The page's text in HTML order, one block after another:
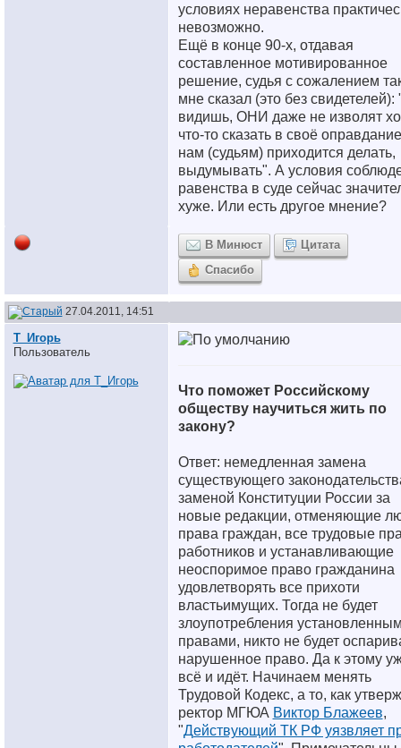
условиях неравенства
невозможно.
Ещё в конце 90-х, отдавая
составленное мотивированное
решение, судья с сожалением
мне сказал (это без свидетелей):
видишь, ОНИ даже не изволят
что-то сказать в своё
нам (судьям) приходится делать,
выдумывать". А условия
равенства в суде сейчас
хуже. Или есть другое мнение?
В Минюст
Цитата
Спасибо
27.04.2011, 14:51
Т_Игорь
Пользователь
Что поможет Российскому
обществу научиться жить по
закону?
Ответ: немедленная замена
существующего
заменой Конституции России за
новые редакции, отменяющие
права граждан, все трудовые
работников и устанавливающие
неоспоримое право гражданина
удовлетворять все прихоти
властьимущих. Тогда не будет
злоупотребления
правами, никто не будет
нарушенное право. Да к этому
всё и идёт. Начинаем менять
Трудовой Кодекс, а то, как
ректор МГЮА Виктор Блажеев,
"Действующий ТК РФ уязвляет